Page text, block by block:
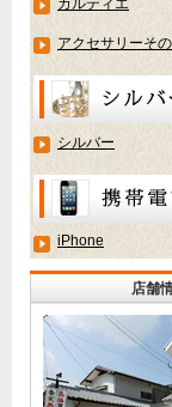
カルティエ
アクセサリーそ
シルバー
iPhone
店舗